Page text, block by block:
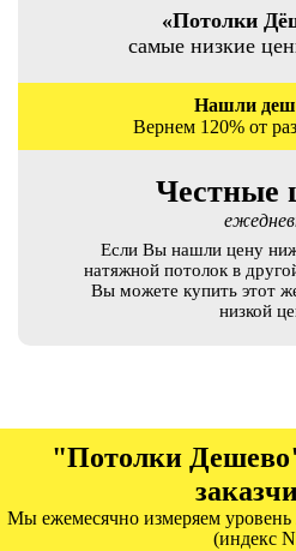
«Потолки
самые низкие
Нашли
Вернем 120% от
Честные
Если Вы нашли цену
натяжной потолок в
Вы можете купить этот
низкой
"Потолки
Мы ежемесячно измеряем
(индекс